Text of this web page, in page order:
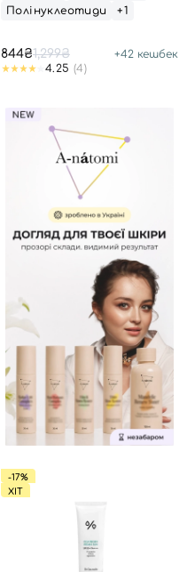
Полінуклеотиди
+1
844₴1,299₴ +42 кешбек
4.25 (4)
-17%
ХІТ